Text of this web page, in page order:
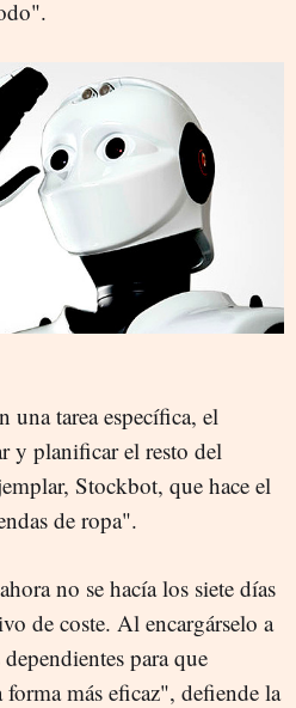
una tarea específica, el
y planificar el resto del
Stockbot, que hace el
de ropa".
no se hacía los siete días
de coste. Al encargárselo a
para que
más eficaz", defiende la